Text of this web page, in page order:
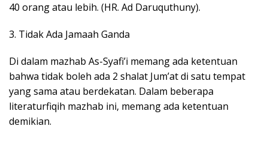
40 orang atau lebih. (HR. Ad Daruquthuny).
3. Tidak Ada Jamaah Ganda
Di dalam mazhab As-Syafi’i memang ada ketentuan
bahwa tidak boleh ada 2 shalat Jum’at di satu tempat
yang sama atau berdekatan. Dalam beberapa
literaturfiqih mazhab ini, memang ada ketentuan
demikian.